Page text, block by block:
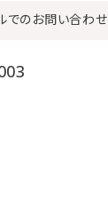
でのお問い合わせ